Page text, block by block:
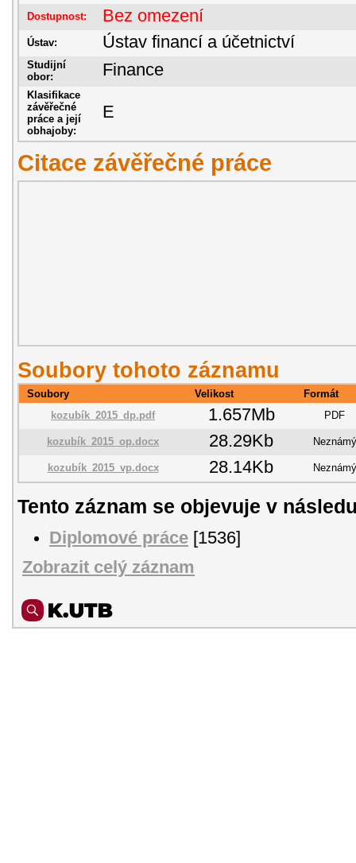
Dostupnost: Bez omezení
Ústav: Ústav financí a účetnictví
Studijní
obor:
Finance
Klasifikace
závěřečné
práce a její
obhajoby:
E
Citace závěřečné práce
Soubory tohoto záznamu
Soubory Velikost
Formát
kozubík_2015_dp.pdf
1.657Mb PDF
kozubík_2015_op.docx 28.29Kb Neznámý
kozubík_2015_vp.docx 28.14Kb Neznámý
Tento záznam se objevuje v
Diplomové práce [1536]
Zobrazit celý záznam